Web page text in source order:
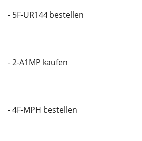
- 5F-UR144 bestellen
- 2-A1MP kaufen
- 4F-MPH bestellen